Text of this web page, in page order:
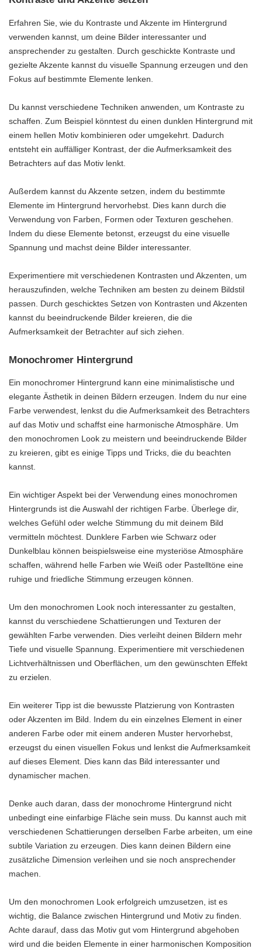
Erfahren Sie, wie du Kontraste und Akzente im Hintergrund
verwenden kannst, um deine Bilder interessanter und
ansprechender zu gestalten. Durch geschickte Kontraste und
gezielte Akzente kannst du visuelle Spannung erzeugen und den
Fokus auf bestimmte Elemente lenken.
Du kannst verschiedene Techniken anwenden, um Kontraste zu
schaffen. Zum Beispiel könntest du einen dunklen Hintergrund mit
einem hellen Motiv kombinieren oder umgekehrt. Dadurch
entsteht ein auffälliger Kontrast, der die Aufmerksamkeit des
Betrachters auf das Motiv lenkt.
Außerdem kannst du Akzente setzen, indem du bestimmte
Elemente im Hintergrund hervorhebst. Dies kann durch die
Verwendung von Farben, Formen oder Texturen geschehen.
Indem du diese Elemente betonst, erzeugst du eine visuelle
Spannung und machst deine Bilder interessanter.
Experimentiere mit verschiedenen Kontrasten und Akzenten, um
herauszufinden, welche Techniken am besten zu deinem Bildstil
passen. Durch geschicktes Setzen von Kontrasten und Akzenten
kannst du beeindruckende Bilder kreieren, die die
Aufmerksamkeit der Betrachter auf sich ziehen.
Monochromer Hintergrund
Ein monochromer Hintergrund kann eine minimalistische und
elegante Ästhetik in deinen Bildern erzeugen. Indem du nur eine
Farbe verwendest, lenkst du die Aufmerksamkeit des Betrachters
auf das Motiv und schaffst eine harmonische Atmosphäre. Um
den monochromen Look zu meistern und beeindruckende Bilder
zu kreieren, gibt es einige Tipps und Tricks, die du beachten
kannst.
Ein wichtiger Aspekt bei der Verwendung eines monochromen
Hintergrunds ist die Auswahl der richtigen Farbe. Überlege dir,
welches Gefühl oder welche Stimmung du mit deinem Bild
vermitteln möchtest. Dunklere Farben wie Schwarz oder
Dunkelblau können beispielsweise eine mysteriöse Atmosphäre
schaffen, während helle Farben wie Weiß oder Pastelltöne eine
ruhige und friedliche Stimmung erzeugen können.
Um den monochromen Look noch interessanter zu gestalten,
kannst du verschiedene Schattierungen und Texturen der
gewählten Farbe verwenden. Dies verleiht deinen Bildern mehr
Tiefe und visuelle Spannung. Experimentiere mit verschiedenen
Lichtverhältnissen und Oberflächen, um den gewünschten Effekt
zu erzielen.
Ein weiterer Tipp ist die bewusste Platzierung von Kontrasten
oder Akzenten im Bild. Indem du ein einzelnes Element in einer
anderen Farbe oder mit einem anderen Muster hervorhebst,
erzeugst du einen visuellen Fokus und lenkst die Aufmerksamkeit
auf dieses Element. Dies kann das Bild interessanter und
dynamischer machen.
Denke auch daran, dass der monochrome Hintergrund nicht
unbedingt eine einfarbige Fläche sein muss. Du kannst auch mit
verschiedenen Schattierungen derselben Farbe arbeiten, um eine
subtile Variation zu erzeugen. Dies kann deinen Bildern eine
zusätzliche Dimension verleihen und sie noch ansprechender
machen.
Um den monochromen Look erfolgreich umzusetzen, ist es
wichtig, die Balance zwischen Hintergrund und Motiv zu finden.
Achte darauf, dass das Motiv gut vom Hintergrund abgehoben
wird und die beiden Elemente in einer harmonischen Komposition